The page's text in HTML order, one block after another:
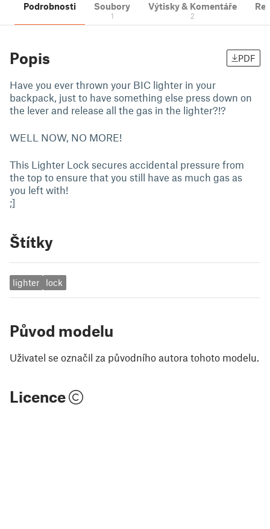
Podrobnosti Soubory
1
Výtisky & Komentáře
2
Popis PDF
Have you ever thrown your BIC lighter in your
backpack, just to have something else press down on
the lever and release all the gas in the lighter?!?
WELL NOW, NO MORE!
This Lighter Lock secures accidental pressure from
the top to ensure that you still have as much gas as
you left with!
;]
Štítky
lighter lock
Původ modelu
Uživatel se označil za původního autora tohoto modelu.
Licence